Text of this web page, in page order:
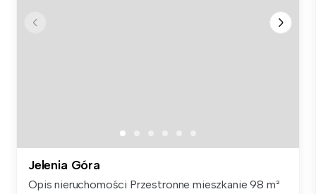
Jelenia Góra
Opis nieruchomości Przestronne mieszkanie 98 m²